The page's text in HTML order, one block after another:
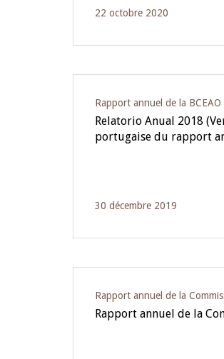
22 octobre 2020
Rapport annuel de la BCEAO
Relatorio Anual 2018
portugaise du rapport
30 décembre 2019
Rapport annuel de la
Rapport annuel de la